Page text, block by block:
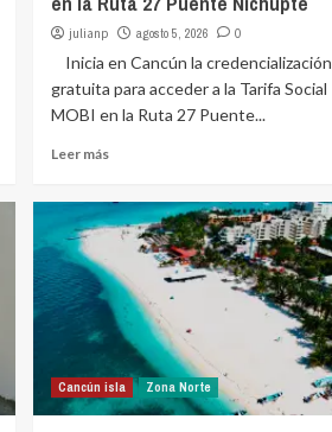
julianp agosto 5, 2026 0
Inicia en Cancún la credencialización
gratuita para acceder a la Tarifa Social
MOBI en la Ruta 27 Puente...
Leer más
Cancún isla Zona Norte